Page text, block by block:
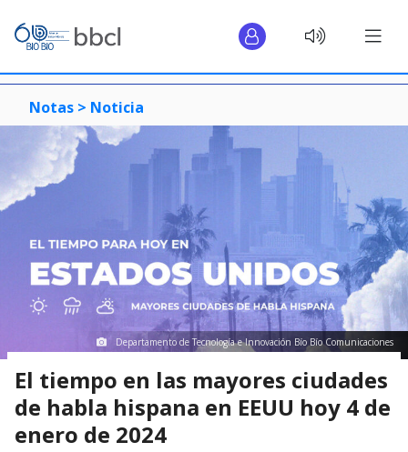
Notas > Noticia
Departamento de Tecnología e Innovación Bío Bío Comunicaciones
El tiempo en las mayores ciudades
de habla hispana en EEUU hoy 4 de
enero de 2024